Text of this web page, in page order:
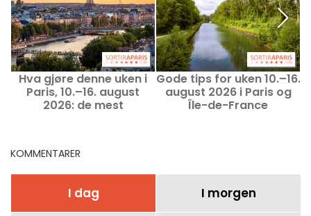
Hva gjøre denne uken i
Paris, 10.–16. august
2026: de mest
Gode tips for uken 10.–16.
august 2026 i Paris og
Île-de-France
KOMMENTARER
I dag I morgen